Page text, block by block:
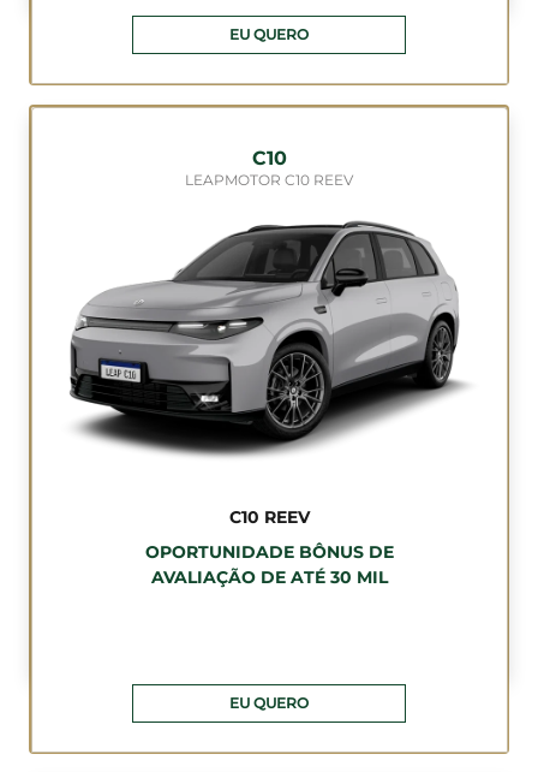
EU QUERO
C10
LEAPMOTOR C10 REEV
C10 REEV
OPORTUNIDADE BÔNUS DE
AVALIAÇÃO DE ATÉ 30 MIL
EU QUERO